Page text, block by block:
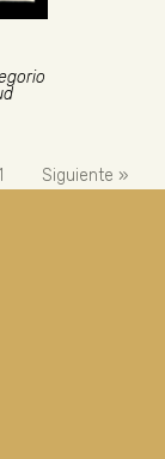
Siguiente »